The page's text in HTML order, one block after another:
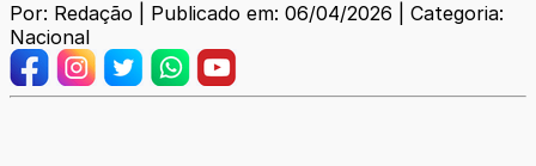
Por: Redação | Publicado em: 06/04/2026 | Categoria:
Nacional